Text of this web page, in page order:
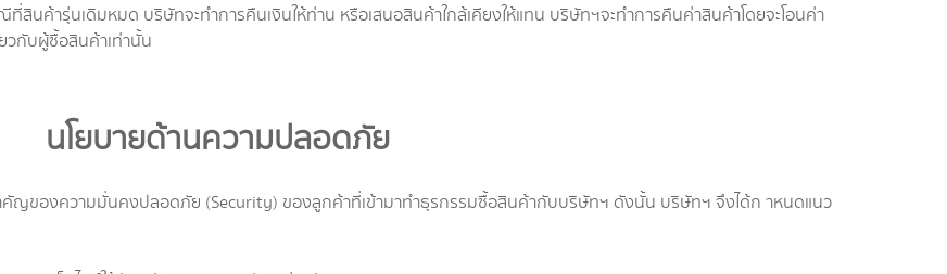
นค้ารุ่นเดิมหมด บริษัทจะทำการคืนเงินให้ท่าน หรือเสนอสินค้าใกล้เคียงให้แทน บริษัทฯจะทำการคืนค่าสินค้าโดยจะโอนค่า
กับผู้ซื้อสินค้าเท่านั้น
นโยบายด้านความปลอดภัย
ญของความมั่นคงปลอดภัย (Security) ของลูกค้าที่เข้ามาทำธุรกรรมซื้อสินค้ากับบริษัทฯ ดังนั้น บริษัทฯ จึงได้ก าหนดแนว